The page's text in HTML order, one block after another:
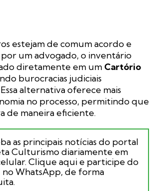
estejam de comum acordo e
um advogado, o inventário
diretamente em um Cartório
burocracias judiciais
alternativa oferece mais
no processo, permitindo que
de maneira eficiente.
as principais notícias do portal
Culturismo diariamente em
Clique aqui e participe do
no WhatsApp, de forma